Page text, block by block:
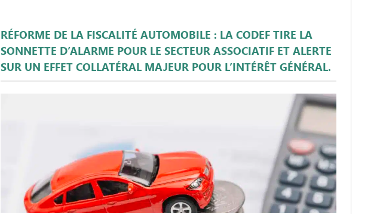
RÉFORME DE LA FISCALITÉ AUTOMOBILE : LA CODEF TIRE LA
SONNETTE D’ALARME POUR LE SECTEUR ASSOCIATIF ET ALERTE
SUR UN EFFET COLLATÉRAL MAJEUR POUR L’INTÉRÊT GÉNÉRAL.